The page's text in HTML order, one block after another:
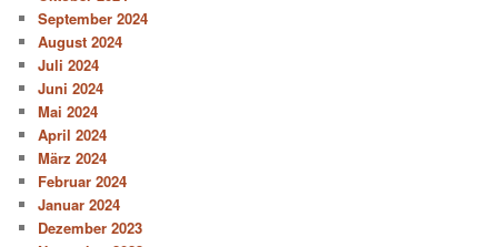
September 2024
August 2024
Juli 2024
Juni 2024
Mai 2024
April 2024
März 2024
Februar 2024
Januar 2024
Dezember 2023